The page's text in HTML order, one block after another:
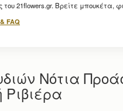
του 21flowers.gr. Βρείτε
FAQ
Νότια
Ριβιέρα